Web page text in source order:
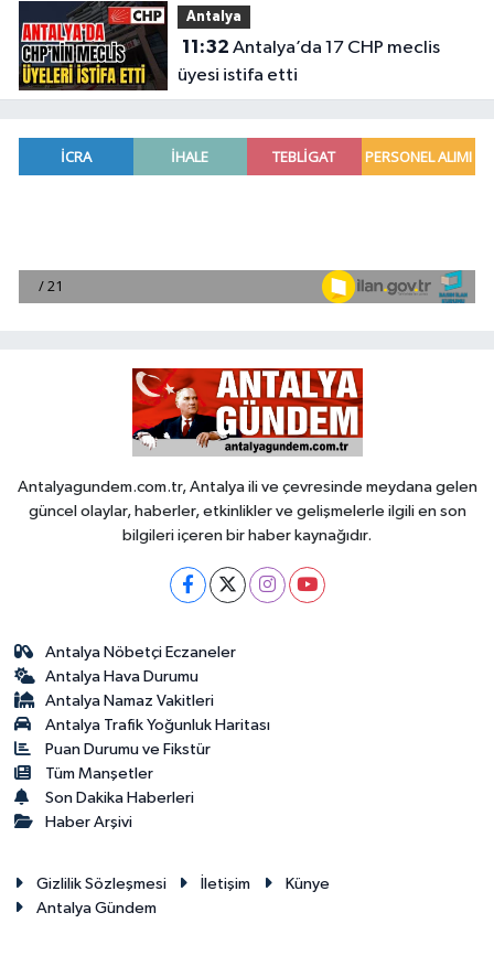
Antalya
11:32
üyesi istifa etti
Antalyagundem.com.tr, Antalya ili ve çevresinde meydana gelen
güncel olaylar, haberler, etkinlikler ve gelişmelerle ilgili en son
bilgileri içeren bir haber kaynağıdır.
Antalya Nöbetçi Eczaneler
Antalya Hava Durumu
Antalya Namaz Vakitleri
Antalya Trafik Yoğunluk Haritası
Puan Durumu ve Fikstür
Tüm Manşetler
Son Dakika Haberleri
Haber Arşivi
Gizlilik Sözleşmesi İletişim
Künye
Antalya Gündem